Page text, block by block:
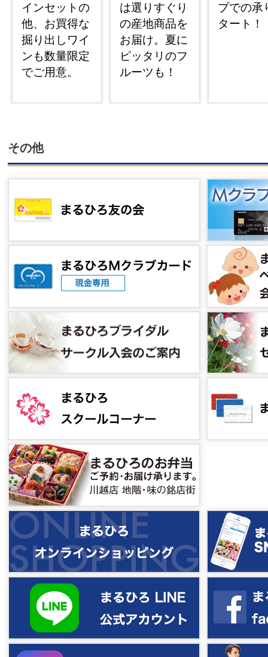
インセットの
他、お買得な
掘り出しワイ
ンも数量限定
でご用意。
は選りすぐり
の産地商品を
お届け。夏に
ピッタリのフ
ルーツも！
プでの承
タート！
その他